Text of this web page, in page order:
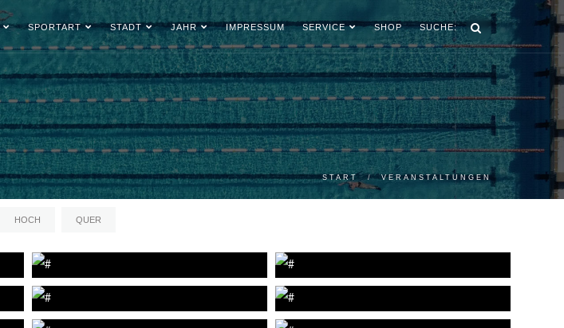
SPORTART STADT JAHR IMPRESSUM SERVICE SHOP SUCHE:
START VERANSTALTUNGEN
HOCH QUER